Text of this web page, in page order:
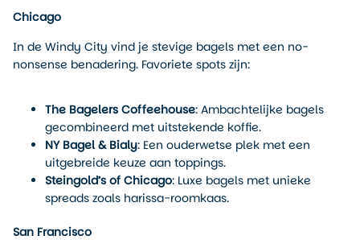
Chicago
In de Windy City vind je stevige bagels met een no-
nonsense benadering. Favoriete spots zijn:
The Bagelers Coffeehouse: Ambachtelijke bagels
gecombineerd met uitstekende koffie.
NY Bagel & Bialy: Een ouderwetse plek met een
uitgebreide keuze aan toppings.
Steingold’s of Chicago: Luxe bagels met unieke
spreads zoals harissa-roomkaas.
San Francisco